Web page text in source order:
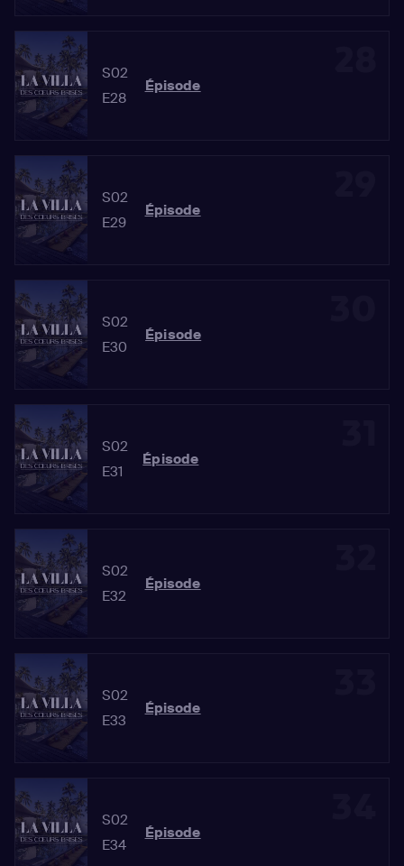
S02
E28
Épisode
S02
E29
Épisode
S02
E30
Épisode
S02
E31
Épisode
S02
E32
Épisode
S02
E33
Épisode
S02
E34
Épisode